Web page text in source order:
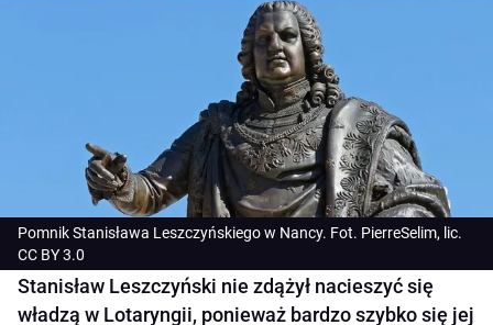
Pomnik Stanisława Leszczyńskiego w Nancy. Fot. PierreSelim, lic.
CC BY 3.0
Stanisław Leszczyński nie zdążył nacieszyć się
władzą w Lotaryngii, ponieważ bardzo szybko się jej